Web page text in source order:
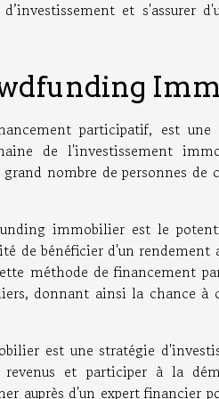
et s'assurer
participatif, est
de l'investissement
nombre de personnes de
immobilier est le
de bénéficier d'un rendement
méthode de financement
donnant ainsi la chance à
est une stratégie
revenus et participer à la
auprès d'un expert financier